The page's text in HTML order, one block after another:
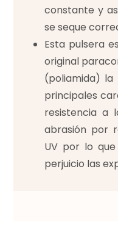
constante y
se seque
Esta pulsera
original
(poliamida) la
principales
resistencia a
abrasión por
UV por lo
perjuicio las